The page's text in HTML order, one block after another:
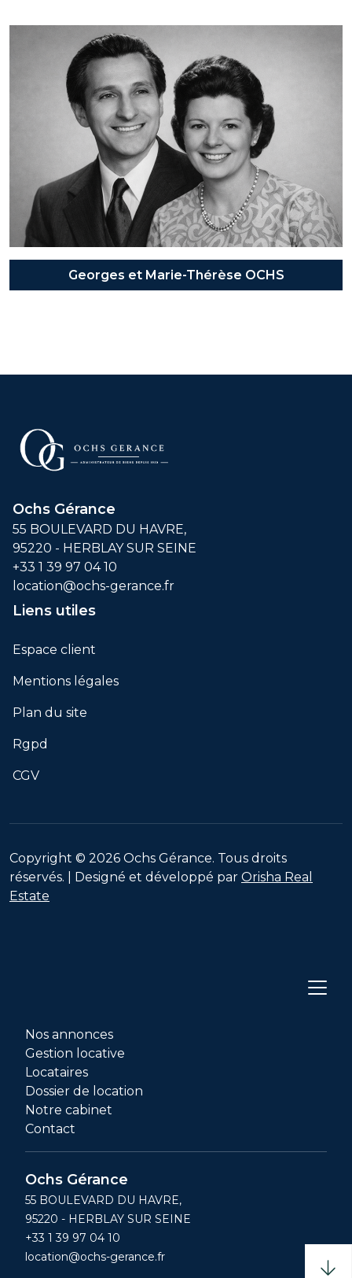
Georges et Marie-Thérèse OCHS
Ochs Gérance
55 BOULEVARD DU HAVRE,
95220 - HERBLAY SUR SEINE
+33 1 39 97 04 10
location@ochs-gerance.fr
Liens utiles
Espace client
Mentions légales
Plan du site
Rgpd
CGV
Copyright © 2026 Ochs Gérance. Tous droits
réservés. | Designé et développé par Orisha Real
Estate
Nos annonces
Gestion locative
Locataires
Dossier de location
Notre cabinet
Contact
Ochs Gérance
55 BOULEVARD DU HAVRE,
95220 - HERBLAY SUR SEINE
+33 1 39 97 04 10
location@ochs-gerance.fr